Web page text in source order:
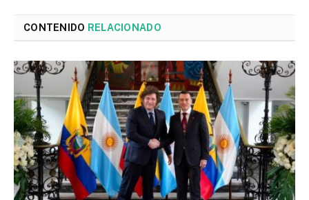
CONTENIDO RELACIONADO